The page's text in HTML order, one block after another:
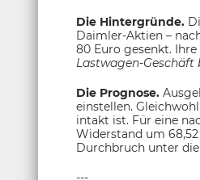
Die Hintergründe.
Daimler-Aktien –
80 Euro gesenkt.
Lastwagen-Geschäft
Die Prognose.
einstellen.
intakt ist. Für eine
Widerstand um
Durchbruch unter